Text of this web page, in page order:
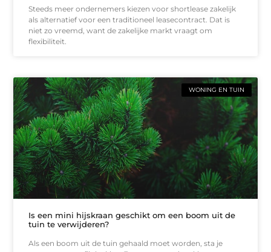
Steeds meer ondernemers kiezen voor shortlease zakelijk
als alternatief voor een traditioneel leasecontract. Dat is
niet zo vreemd, want de zakelijke markt vraagt om
flexibiliteit.
WONING EN TUIN
Is een mini hijskraan geschikt om een boom uit de
tuin te verwijderen?
Als een boom uit de tuin gehaald moet worden, sta je